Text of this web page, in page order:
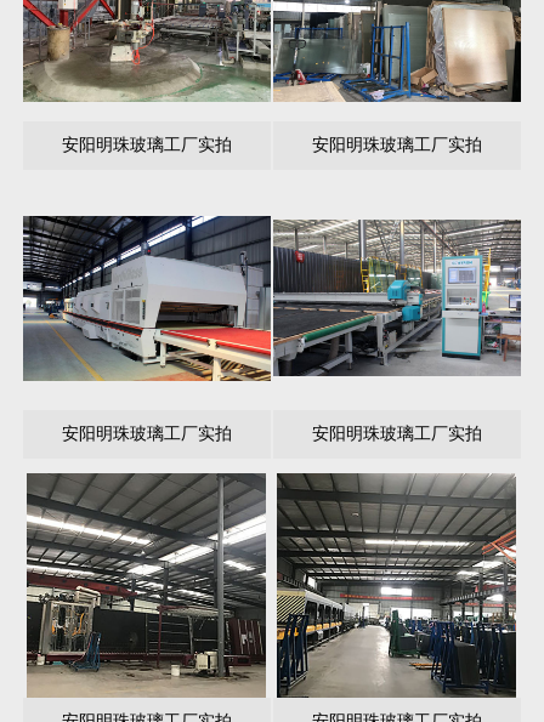
安阳明珠玻璃工厂实拍 安阳明珠玻璃工厂实拍
安阳明珠玻璃工厂实拍 安阳明珠玻璃工厂实拍